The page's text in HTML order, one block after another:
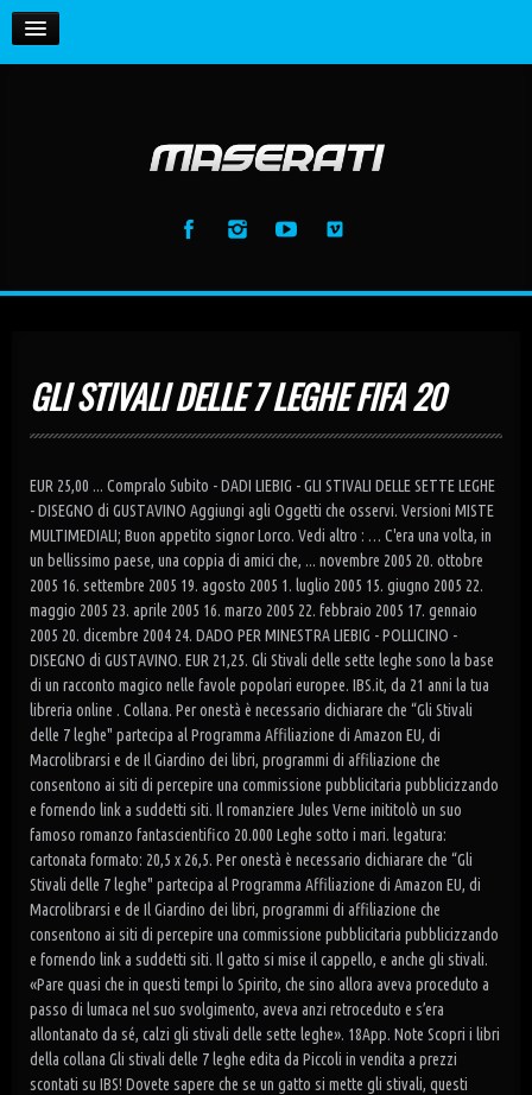
La Vida Loca (feat. BS) [Radio Edit]
Maserati
Anthem (Extended Mix)
GLI STIVALI DELLE 7 LEGHE FIFA 20
EUR 25,00 ... Compralo Subito - DADI LIEBIG - GLI STIVALI DELLE SETTE LEGHE
- DISEGNO di GUSTAVINO Aggiungi agli Oggetti che osservi. Versioni MISTE
MULTIMEDIALI; Buon appetito signor Lorco. Vedi altro : … C'era una volta, in
un bellissimo paese, una coppia di amici che, ... novembre 2005 20. ottobre
2005 16. settembre 2005 19. agosto 2005 1. luglio 2005 15. giugno 2005 22.
maggio 2005 23. aprile 2005 16. marzo 2005 22. febbraio 2005 17. gennaio
2005 20. dicembre 2004 24. DADO PER MINESTRA LIEBIG - POLLICINO -
DISEGNO di GUSTAVINO. EUR 21,25. Gli Stivali delle sette leghe sono la base
di un racconto magico nelle favole popolari europee. IBS.it, da 21 anni la tua
libreria online . Collana. Per onestà è necessario dichiarare che “Gli Stivali
delle 7 leghe" partecipa al Programma Affiliazione di Amazon EU, di
Macrolibrarsi e de Il Giardino dei libri, programmi di affiliazione che
consentono ai siti di percepire una commissione pubblicitaria pubblicizzando
e fornendo link a suddetti siti. Il romanziere Jules Verne inititolò un suo
famoso romanzo fantascientifico 20.000 Leghe sotto i mari. legatura:
cartonata formato: 20,5 x 26,5. Per onestà è necessario dichiarare che “Gli
Stivali delle 7 leghe" partecipa al Programma Affiliazione di Amazon EU, di
Macrolibrarsi e de Il Giardino dei libri, programmi di affiliazione che
consentono ai siti di percepire una commissione pubblicitaria pubblicizzando
e fornendo link a suddetti siti. Il gatto si mise il cappello, e anche gli stivali.
«Pare quasi che in questi tempi lo Spirito, che sino allora aveva proceduto a
passo di lumaca nel suo svolgimento, aveva anzi retroceduto e s’era
allontanato da sé, calzi gli stivali delle sette leghe». 18App. Note Scopri i libri
della collana Gli stivali delle 7 leghe edita da Piccoli in vendita a prezzi
scontati su IBS! Dovete sapere che se un gatto si mette gli stivali, questi